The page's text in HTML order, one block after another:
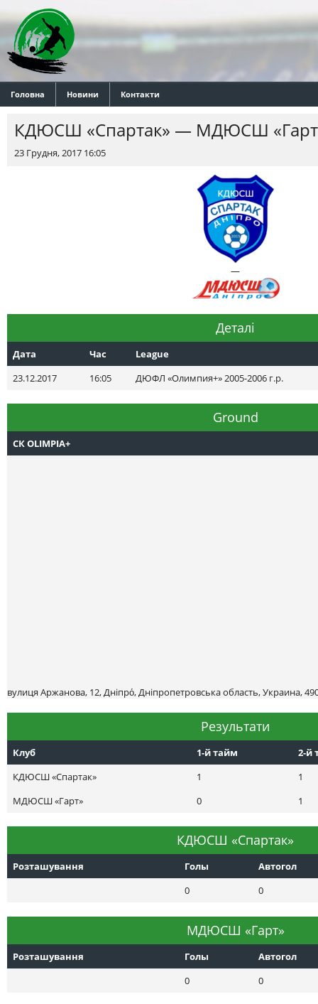
Головна Новини Контакти
КДЮСШ «Спартак» — МДЮСШ
23 Грудня, 2017 16:05
—
Деталі
Дата Час
League
23.12.2017
16:05 ДЮФЛ «Олимпия+» 2005-2006 г.р.
Ground
СК OLIMPIA+
вулиця Аржанова, 12, Дніпро́, Дніпропетровська область, Украина,
Результати
Клуб 1-й тайм
2-й
КДЮСШ «Спартак»
1
1
МДЮСШ «Гарт»
0 1
КДЮСШ «Спартак»
Розташування Голы
Автогол
0
0
МДЮСШ «Гарт»
Розташування Голы
Автогол
0
0